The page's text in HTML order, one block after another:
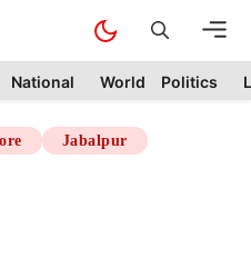
National World Politics
Jabalpur